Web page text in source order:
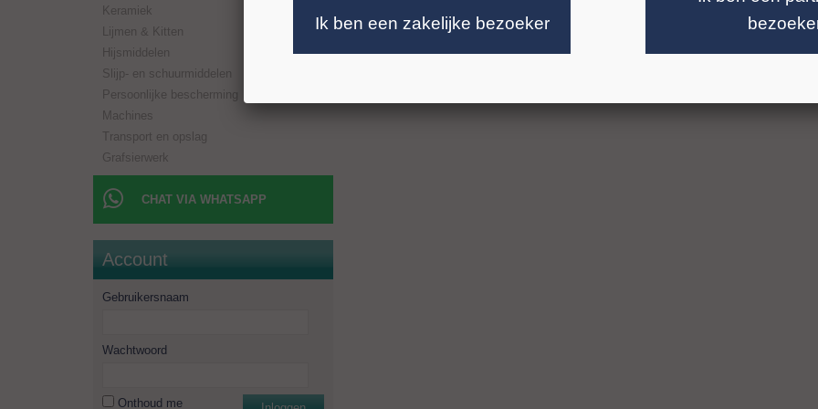
Keramiek
Lijmen & Kitten
Hijsmiddelen
Slijp- en schuurmiddelen
Persoonlijke bescherming
Machines
Transport en opslag
Grafsierwerk
CHAT VIA WHATSAPP
Account
Gebruikersnaam
Wachtwoord
Onthoud me
Boorlengte (BD): 120 mm
Aansluiting: R 1/2"
Ik ben een zakelijke bezoeker